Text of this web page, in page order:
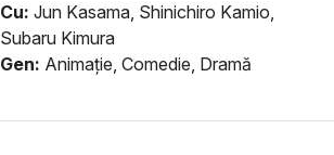
Cu: Jun Kasama, Shinichiro Kamio,
Subaru Kimura
Gen: Animaţie, Comedie, Dramă